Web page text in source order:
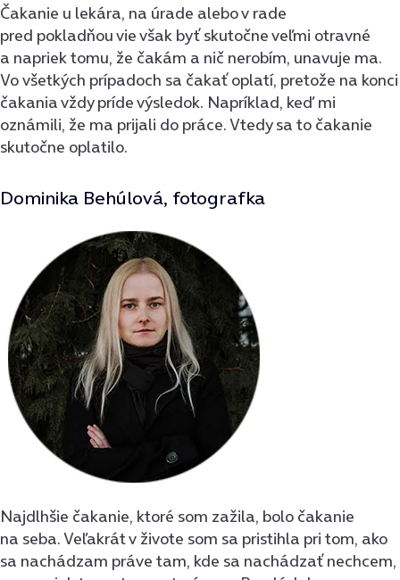
Čakanie u lekára, na úrade alebo v rade
pred pokladňou vie však byť skutočne veľmi otravné
a napriek tomu, že čakám a nič nerobím, unavuje ma.
Vo všetkých prípadoch sa čakať oplatí, pretože na konci
čakania vždy príde výsledok. Napríklad, keď mi
oznámili, že ma prijali do práce. Vtedy sa to čakanie
skutočne oplatilo.
Dominika Behúlová, fotografka
Najdlhšie čakanie, ktoré som zažila, bolo čakanie
na seba. Veľakrát v živote som sa pristihla pri tom, ako
sa nachádzam práve tam, kde sa nachádzať nechcem,